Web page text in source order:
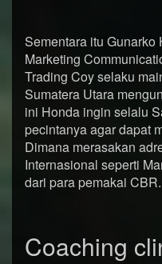
Sementara itu Gunarko
Marketing
Trading Coy selaku
Sumatera Utara
ini Honda ingin selalu
pecintanya agar dapat
Dimana merasakan
Internasional seperti
dari para pemakai CBR.
Coaching